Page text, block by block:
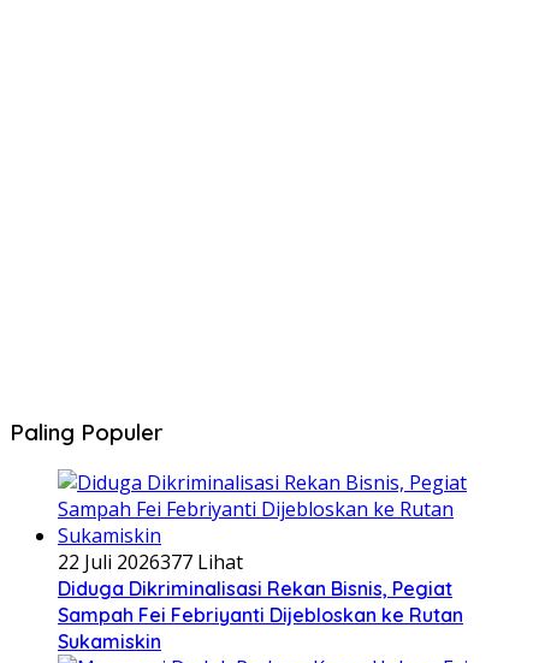
Paling Populer
22 Juli 2026377 Lihat
Diduga Dikriminalisasi Rekan Bisnis, Pegiat
Sampah Fei Febriyanti Dijebloskan ke Rutan
Sukamiskin